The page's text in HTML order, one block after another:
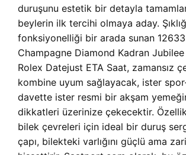
duruşunu estetik bir detayla
beylerin ilk tercihi olmaya aday.
fonksiyonelliği bir arada sunan
Champagne Diamond Kadran
Rolex Datejust ETA Saat, zamansız
kombine uyum sağlayacak, ister
davette ister resmi bir akşam
dikkatleri üzerinize çekecektir.
bilek çevreleri için ideal bir duruş
çapı, bilekteki varlığını güçlü ama